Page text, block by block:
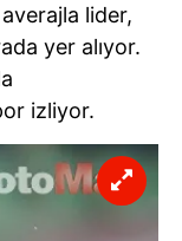
lider,
yer alıyor.
izliyor.